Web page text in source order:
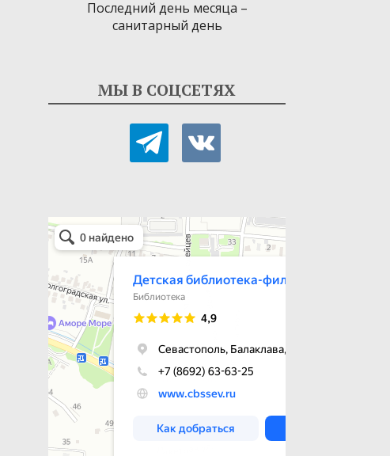
Последний день месяца –
санитарный день
МЫ В СОЦСЕТЯХ
telegram vkontakte
Детская библиотека-филиал № 9
Библиотека в Севастополе